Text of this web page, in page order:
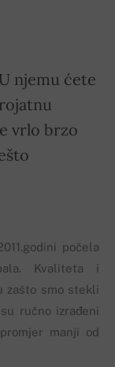
njemu ćete
vrlo brzo
počela
Kvaliteta i
zašto smo stekli
ručno izrađeni
manji od